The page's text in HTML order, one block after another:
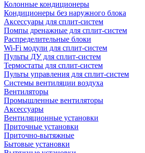
Колонные кондиционеры
Кондиционеры без наружного блока
Аксессуары для сплит-систем
Помпы дренажные для сплит-систем
Распределительные блоки
Wi-Fi модули для сплит-систем
Пульты ДУ для сплит-систем
Термостаты для сплит-систем
Пульты управления для сплит-систем
Системы вентиляции воздуха
Вентиляторы
Промышленные вентиляторы
Аксессуары
Вентиляционные установки
Приточные установки
Приточно-вытяжные
Бытовые установки